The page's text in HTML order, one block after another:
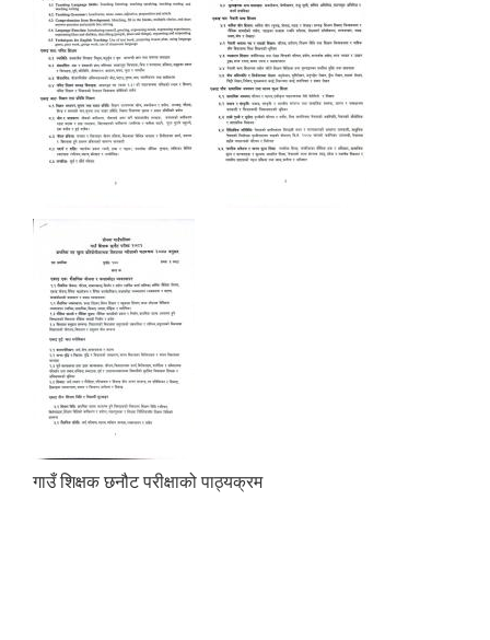
गाउँ शिक्षक छनौट परीक्षाको पाठ्यक्रम